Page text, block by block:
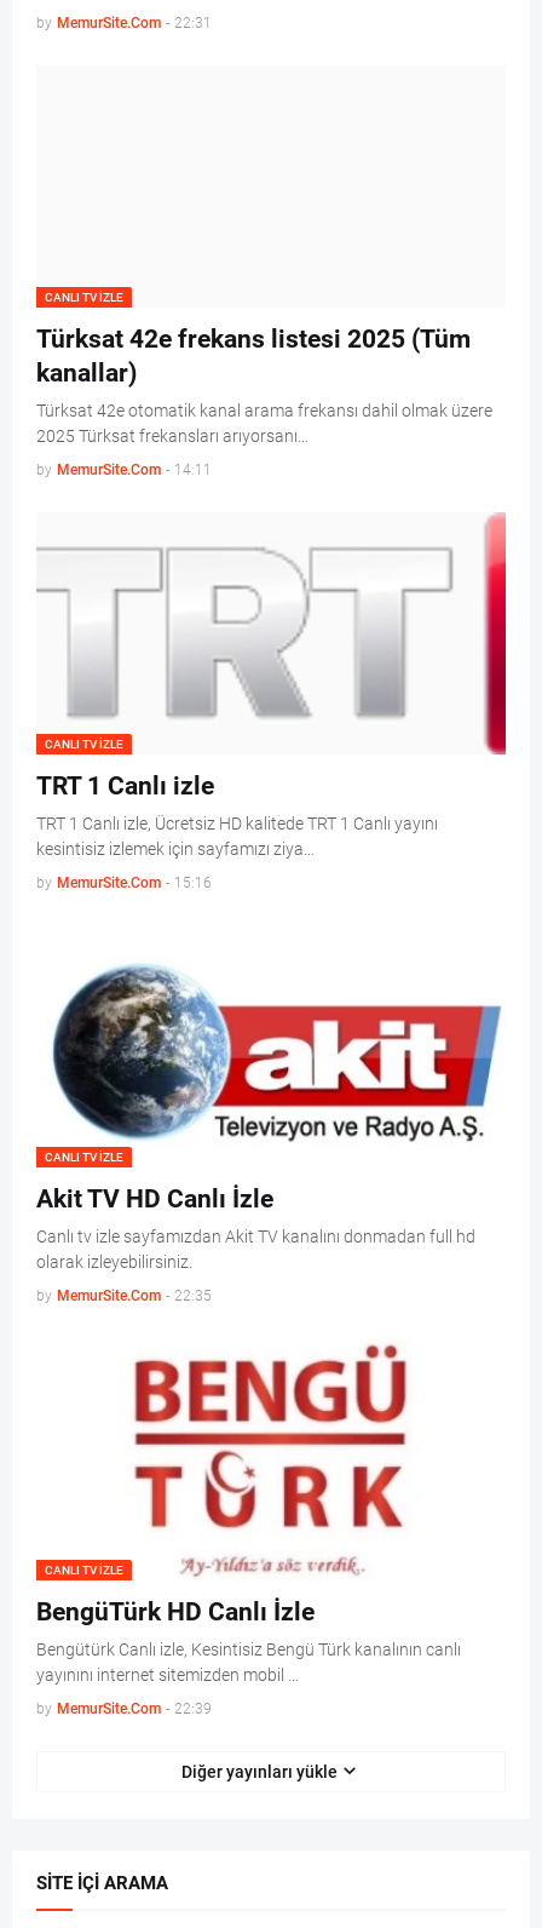
by MemurSite.Com - 22:31
CANLI TV IZLE
Türksat 42e frekans listesi 2025 (Tüm
kanallar)
Türksat 42e otomatik kanal arama frekansı dahil olmak üzere
2025 Türksat frekansları arıyorsanı…
by MemurSite.Com - 14:11
CANLI TV IZLE
TRT 1 Canlı izle
TRT 1 Canlı izle, Ücretsiz HD kalitede TRT 1 Canlı yayını
kesintisiz izlemek için sayfamızı ziya…
by MemurSite.Com - 15:16
CANLI TV IZLE
Akit TV HD Canlı İzle
Canlı tv izle sayfamızdan Akit TV kanalını donmadan full hd
olarak izleyebilirsiniz.
by MemurSite.Com - 22:35
CANLI TV IZLE
BengüTürk HD Canlı İzle
Bengütürk Canlı izle, Kesintisiz Bengü Türk kanalının canlı
yayınını internet sitemizden mobil …
by MemurSite.Com - 22:39
Diğer yayınları yükle
SITE İÇI ARAMA